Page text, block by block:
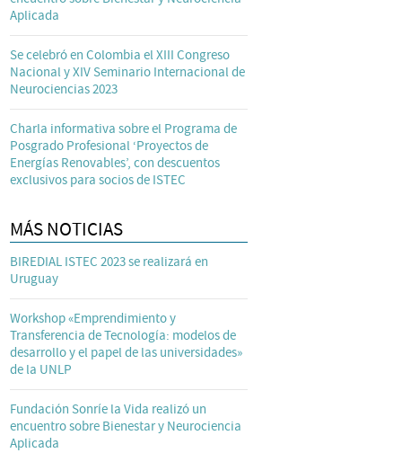
Aplicada
Se celebró en Colombia el XIII Congreso
Nacional y XIV Seminario Internacional de
Neurociencias 2023
Charla informativa sobre el Programa de
Posgrado Profesional ‘Proyectos de
Energías Renovables’, con descuentos
exclusivos para socios de ISTEC
MÁS NOTICIAS
BIREDIAL ISTEC 2023 se realizará en
Uruguay
Workshop «Emprendimiento y
Transferencia de Tecnología: modelos de
desarrollo y el papel de las universidades»
de la UNLP
Fundación Sonríe la Vida realizó un
encuentro sobre Bienestar y Neurociencia
Aplicada